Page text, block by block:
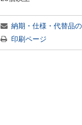
納期・仕様・代替品
印刷ページ